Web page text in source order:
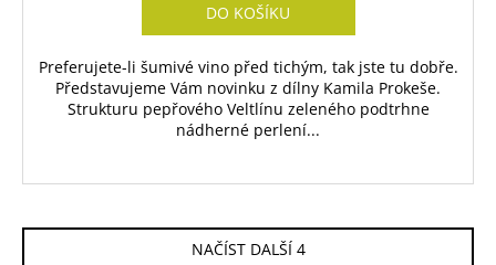
DO KOŠÍKU
Preferujete-li šumivé vino před tichým, tak jste tu dobře.
Představujeme Vám novinku z dílny Kamila Prokeše.
Strukturu pepřového Veltlínu zeleného podtrhne
nádherné perlení...
NAČÍST DALŠÍ 4